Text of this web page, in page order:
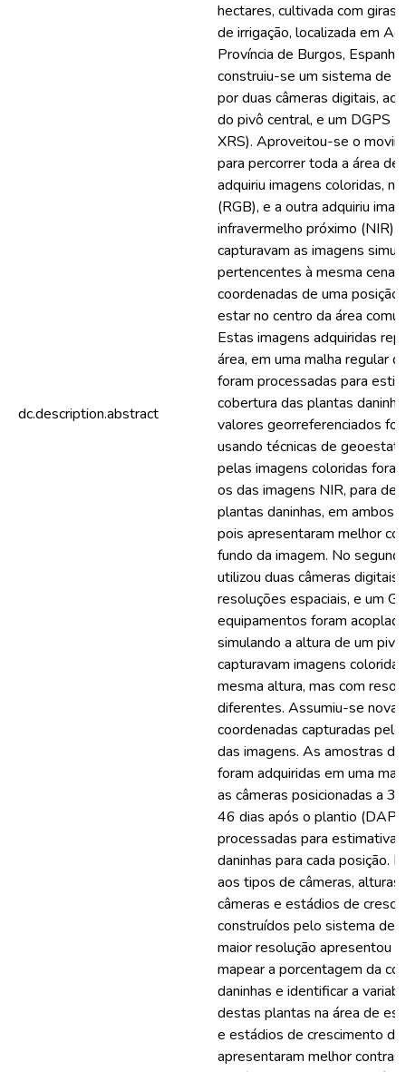
dc.description.abstract
hectares, cultivada com
de irrigação, localizada em
Província de Burgos,
construiu-se um sistema de
por duas câmeras digitais,
do pivô central, e um DGPS
XRS). Aproveitou-se o
para percorrer toda a área
adquiriu imagens coloridas,
(RGB), e a outra adquiriu
infravermelho próximo (NIR).
capturavam as imagens
pertencentes à mesma cena.
coordenadas de uma
estar no centro da área
Estas imagens adquiridas
área, em uma malha regular
foram processadas para
cobertura das plantas
valores georreferenciados
usando técnicas de
pelas imagens coloridas
os das imagens NIR, para
plantas daninhas, em ambos
pois apresentaram melhor
fundo da imagem. No
utilizou duas câmeras
resoluções espaciais, e um
equipamentos foram
simulando a altura de um
capturavam imagens
mesma altura, mas com
diferentes. Assumiu-se
coordenadas capturadas
das imagens. As amostras
foram adquiridas em uma
as câmeras posicionadas a 3
46 dias após o plantio
processadas para estimativa
daninhas para cada posição.
aos tipos de câmeras,
câmeras e estádios de
construídos pelo sistema
maior resolução apresentou
mapear a porcentagem da
daninhas e identificar a
destas plantas na área de
e estádios de crescimento
apresentaram melhor